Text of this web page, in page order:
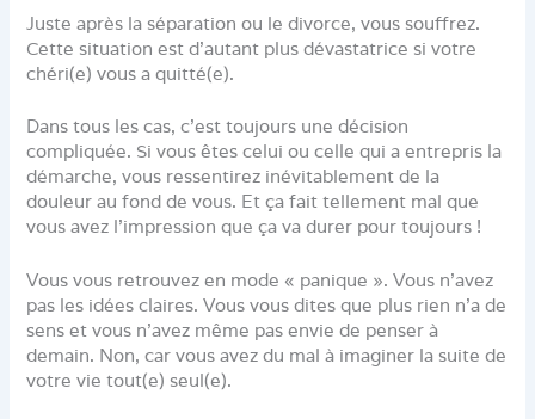
Juste après la séparation ou le divorce, vous souffrez.
Cette situation est d’autant plus dévastatrice si votre
chéri(e) vous a quitté(e).
Dans tous les cas, c’est toujours une décision
compliquée. Si vous êtes celui ou celle qui a entrepris la
démarche, vous ressentirez inévitablement de la
douleur au fond de vous. Et ça fait tellement mal que
vous avez l’impression que ça va durer pour toujours !
Vous vous retrouvez en mode « panique ». Vous n’avez
pas les idées claires. Vous vous dites que plus rien n’a de
sens et vous n’avez même pas envie de penser à
demain. Non, car vous avez du mal à imaginer la suite de
votre vie tout(e) seul(e).